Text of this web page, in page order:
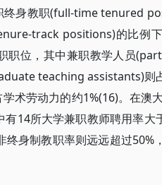
终身教职(full-time tenured
track positions)的比例
职位，其中兼职教学人员
teaching assistants)则
劳动力的约1%(16)。在澳
14所大学兼职教师聘用率大
身制教职率则远远超过50%